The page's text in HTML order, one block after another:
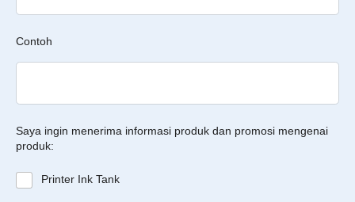
Contoh
Saya ingin menerima informasi produk dan promosi mengenai
produk:
Printer Ink Tank